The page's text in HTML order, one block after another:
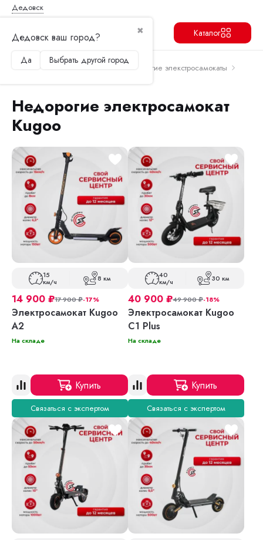
Дедовск
✖
Дедовск ваш город?
Да Выбрать другой город
Каталог
Главная Электросамокаты
Недорогие элекстросамокаты
Недорогие электросамокат
Kugoo
15
км/ч 8 км
14 900 ₽17 900₽-17%
Электросамокат Kugoo
A2
На складе
Купить
Связаться с экспертом
40
км/ч 30 км
40 900 ₽49 900₽-18%
Электросамокат Kugoo
C1 Plus
На складе
Купить
Связаться с экспертом
Продолжить Перейти в корзину